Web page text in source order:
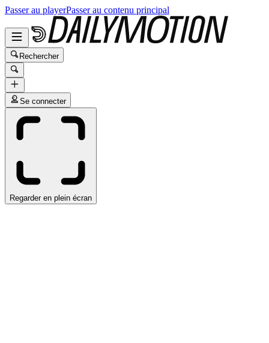
Passer au playerPasser au contenu principal
Rechercher
Se connecter
Regarder en plein écran